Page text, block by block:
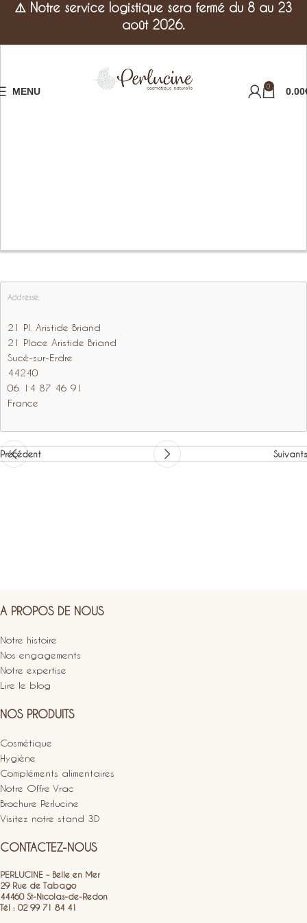
MENU 0 0.00
Addresse:
21 Pl. Aristide Briand
21 Place Aristide Briand
Sucé-sur-Erdre
44240
06 14 87 46 91
France
Précédent Suivants
A PROPOS DE NOUS
Notre histoire
Nos engagements
Notre expertise
Lire le blog
NOS PRODUITS
Cosmétique
Hygiène
Compléments alimentaires
Notre Offre Vrac
Brochure Perlucine
Visitez notre stand 3D
CONTACTEZ-NOUS
PERLUCINE – Belle en Mer
29 Rue de Tabago
44460 St-Nicolas-de-Redon
Tél : 02 99 71 84 41
⚠️ Notre service logistique sera fermé du 8 au 23
août 2026.